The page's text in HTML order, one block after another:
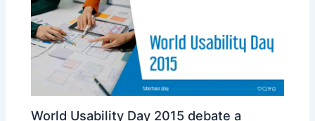
World Usability Day 2015 debate a